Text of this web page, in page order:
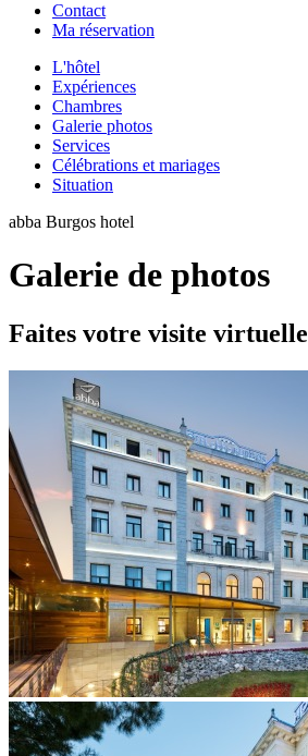
Contact
Ma réservation
L'hôtel
Expériences
Chambres
Galerie photos
Services
Célébrations et mariages
Situation
abba Burgos hotel
Galerie de photos
Faites votre visite virtuelle